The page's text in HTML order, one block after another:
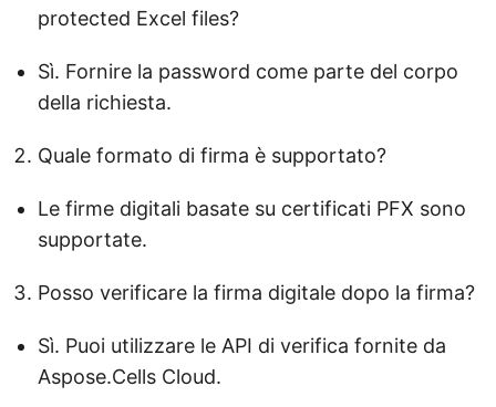
protected Excel files?
Sì. Fornire la password come parte del corpo
della richiesta.
Quale formato di firma è supportato?
Le firme digitali basate su certificati PFX sono
supportate.
Posso verificare la firma digitale dopo la firma?
Sì. Puoi utilizzare le API di verifica fornite da
Aspose.Cells Cloud.